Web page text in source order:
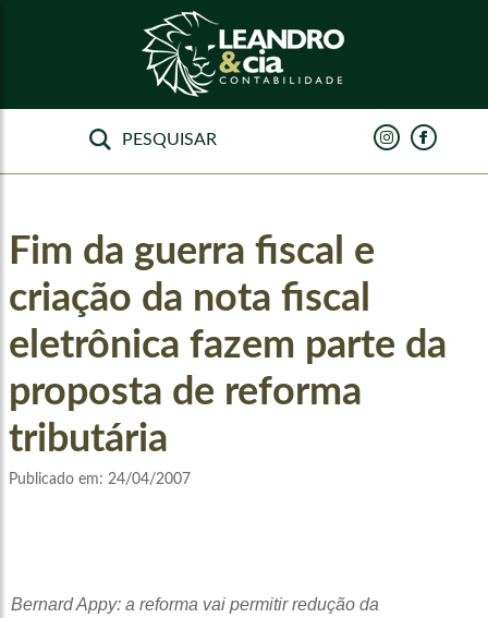
Fim da guerra fiscal e
criação da nota fiscal
eletrônica fazem parte da
proposta de reforma
tributária
Publicado em: 24/04/2007
Bernard Appy: a reforma vai permitir redução da